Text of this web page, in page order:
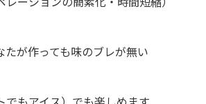
たが作っても味のブレが無い